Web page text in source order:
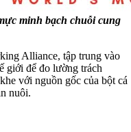
minh bạch chuỗi cung
Alliance, tập trung vào
giới để đo lường trách
với nguồn gốc của bột cá
nuôi.